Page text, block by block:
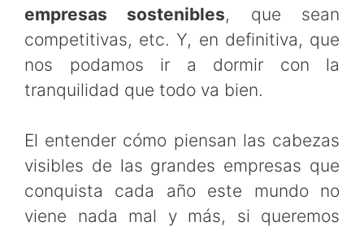
empresas sostenibles, que sean
competitivas, etc. Y, en definitiva, que
nos podamos ir a dormir con la
tranquilidad que todo va bien.
El entender cómo piensan las cabezas
visibles de las grandes empresas que
conquista cada año este mundo no
viene nada mal y más, si queremos